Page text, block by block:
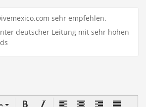
sehr empfehlen.
deutscher Leitung mit sehr hohen